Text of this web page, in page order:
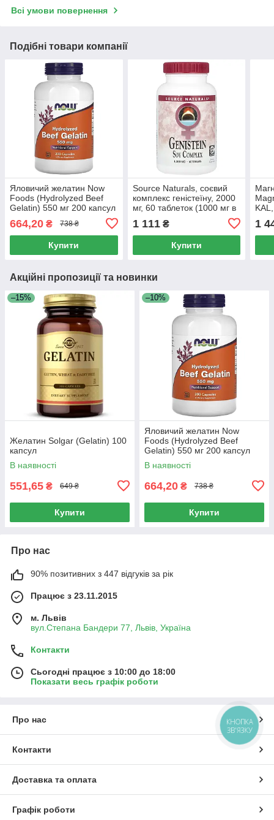
Всі умови повернення
Подібні товари компанії
Яловичий желатин Now
Foods (Hydrolyzed Beef
Gelatin) 550 мг 200 капсул
664,20 ₴ 738 ₴
Купити
Source Naturals, соєвий
комплекс геністеїну, 2000
мг, 60 таблеток (1000 мг в
1 111₴
Купити
1
Акційні пропозиції та новинки
–15%
Желатин Solgar (Gelatin) 100
капсул
В наявності
551,65 ₴ 649 ₴
Купити
–10%
Яловичий желатин Now
Foods (Hydrolyzed Beef
Gelatin) 550 мг 200 капсул
В наявності
664,20 ₴ 738 ₴
Купити
Про нас
90% позитивних з 447 відгуків за рік
Працює з 23.11.2015
м. Львів
вул.Степана Бандери 77, Львів, Україна
Контакти
Сьогодні працює з 10:00 до 18:00
Показати весь графік роботи
Про нас
Контакти
Доставка та оплата
Графік роботи
КНОПКА
ЗВ'ЯЗКУ